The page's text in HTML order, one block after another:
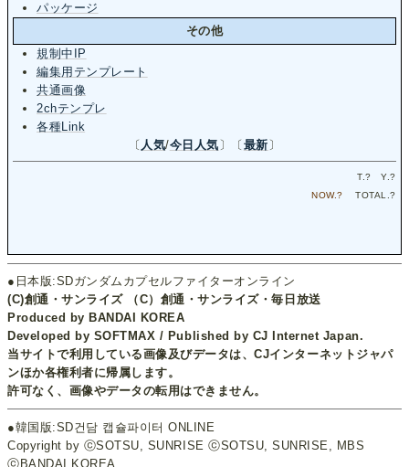
パッケージ
その他
規制中IP
編集用テンプレート
共通画像
2chテンプレ
各種Link
〔 人気/今日人気 〕〔 最新 〕
T.? Y.?
NOW.? TOTAL.?
●日本版:SDガンダムカプセルファイターオンライン
(C)創通・サンライズ （C）創通・サンライズ・毎日放送
Produced by BANDAI KOREA
Developed by SOFTMAX / Published by CJ Internet Japan.
当サイトで利用している画像及びデータは、CJインターネットジャパ
ンほか各権利者に帰属します。
許可なく、画像やデータの転用はできません。
●韓国版:SD건담 캡슐파이터 ONLINE
Copyright by ⓒSOTSU, SUNRISE ⓒSOTSU, SUNRISE, MBS
ⓒBANDAI KOREA